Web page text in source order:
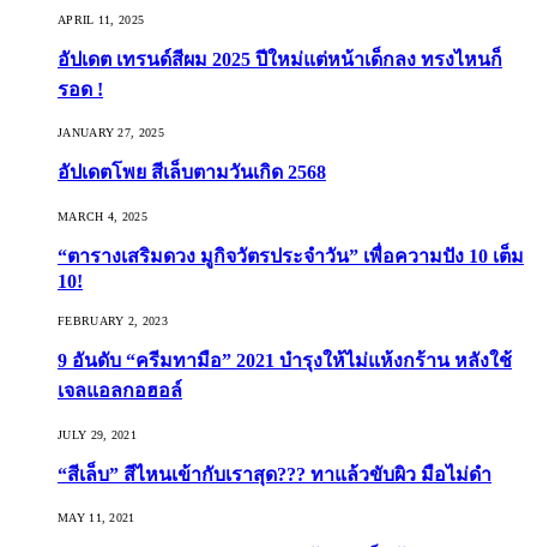
APRIL 11, 2025
อัปเดต เทรนด์สีผม 2025 ปีใหม่แต่หน้าเด็กลง ทรงไหนก็
รอด !
JANUARY 27, 2025
อัปเดตโพย สีเล็บตามวันเกิด 2568
MARCH 4, 2025
“ตารางเสริมดวง มูกิจวัตรประจำวัน” เพื่อความปัง 10 เต็ม
10!
FEBRUARY 2, 2023
9 อันดับ “ครีมทามือ” 2021 บำรุงให้ไม่แห้งกร้าน หลังใช้
เจลแอลกอฮอล์
JULY 29, 2021
“สีเล็บ” สีไหนเข้ากับเราสุด??? ทาแล้วขับผิว มือไม่ดำ
MAY 11, 2021